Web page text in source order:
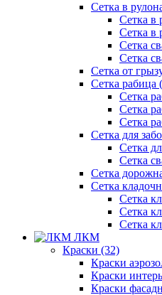
Сетка в
Сетка в
Сетка в
Сетка
Сетка
Сетка от
Сетка рабица
Сетка
Сетка
Сетка
Сетка для
Сетка
Сетка
Сетка
Сетка
Сетка
Сетка
Сетка
ЛКМ
Краски (32)
Краски
Краски
Краски